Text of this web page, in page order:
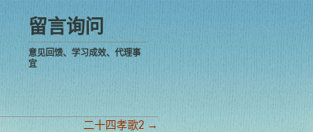
留言询问
意见回馈、学习成效、代理事
宜
二十四孝歌2 →